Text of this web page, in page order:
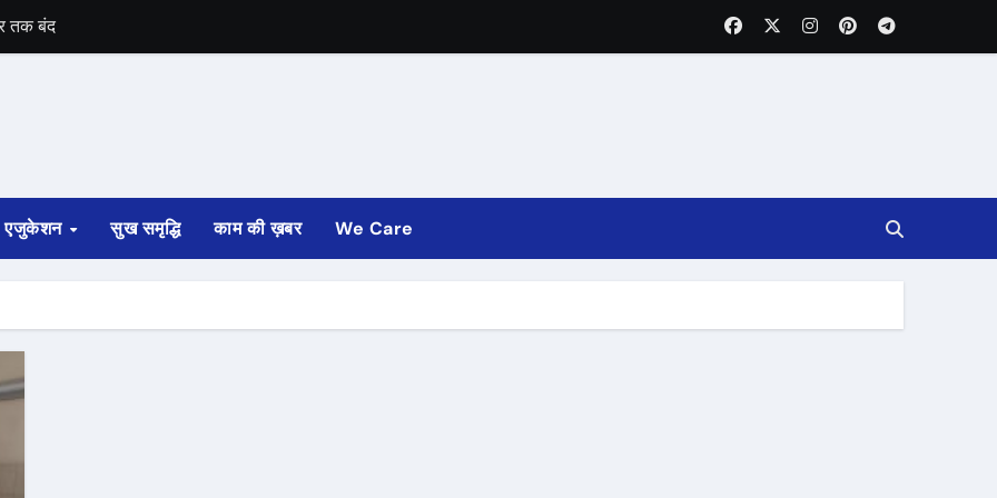
तक बंद
लेंगे चार्ज
नियुक्त
एजुकेशन सुख समृद्धि काम की ख़बर We Care